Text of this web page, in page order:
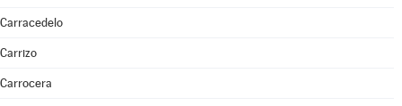
Carracedelo
Carrizo
Carrocera